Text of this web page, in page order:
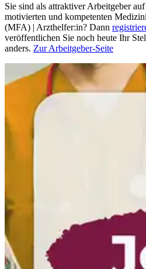
Sie sind als attraktiver Arbeitgeber
motivierten und kompetenten
(MFA) | Arzthelfer:in? Dann
veröffentlichen Sie noch heute Ihr
anders. Zur Arbeitgeber-Seite